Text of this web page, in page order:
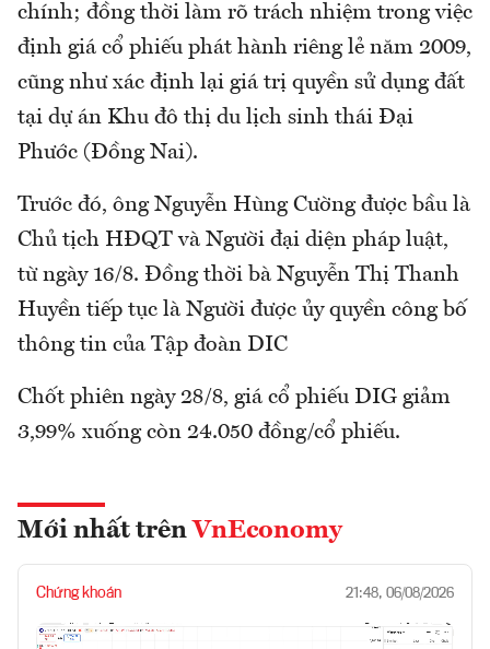
chính; đồng thời làm rõ trách nhiệm trong việc
định giá cổ phiếu phát hành riêng lẻ năm 2009,
cũng như xác định lại giá trị quyền sử dụng đất
tại dự án Khu đô thị du lịch sinh thái Đại
Phước (Đồng Nai).
Trước đó, ông Nguyễn Hùng Cường được bầu là
Chủ tịch HĐQT và Người đại diện pháp luật,
từ ngày 16/8. Đồng thời bà Nguyễn Thị Thanh
Huyền tiếp tục là Người được ủy quyền công bố
thông tin của Tập đoàn DIC
Chốt phiên ngày 28/8, giá cổ phiếu DIG giảm
3,99% xuống còn 24.050 đồng/cổ phiếu.
Mới nhất trên VnEconomy
Chứng khoán 21:48, 06/08/2026